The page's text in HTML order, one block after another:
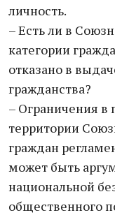
личность.
– Есть ли в
категории
отказано в
гражданства?
– Ограничения в
территории
граждан
может быть
национальной
общественного